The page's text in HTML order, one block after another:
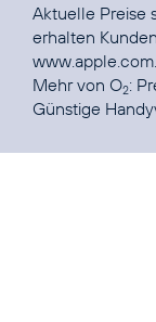
Aktuelle Preise
erhalten
www.apple.com
Mehr von O2:
Günstige